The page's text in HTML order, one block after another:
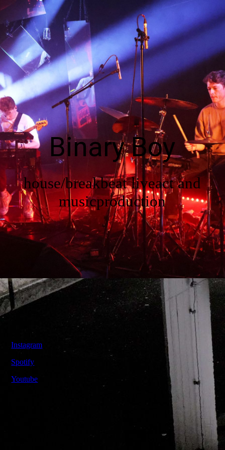
Binary Boy
house/breakbeat liveact and
musicproduction
Instagram
Spotify
Youtube
DE
Startseite
Über uns
Shows
Galerie
Kontakt